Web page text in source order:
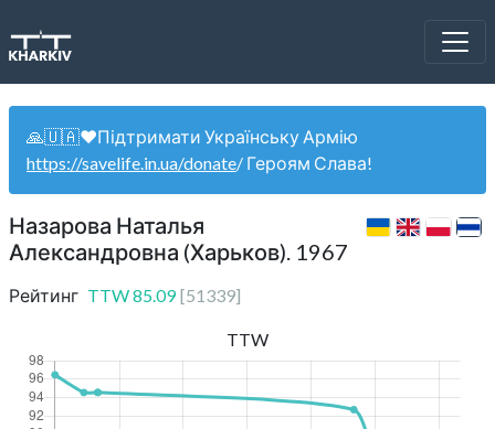
🙏🇺🇦❤️Підтримати Українську Армію
https://savelife.in.ua/donate/ Героям Слава!
Назарова Наталья
Александровна (Харьков). 1967
Рейтинг TTW85.09 [51339]
TTW